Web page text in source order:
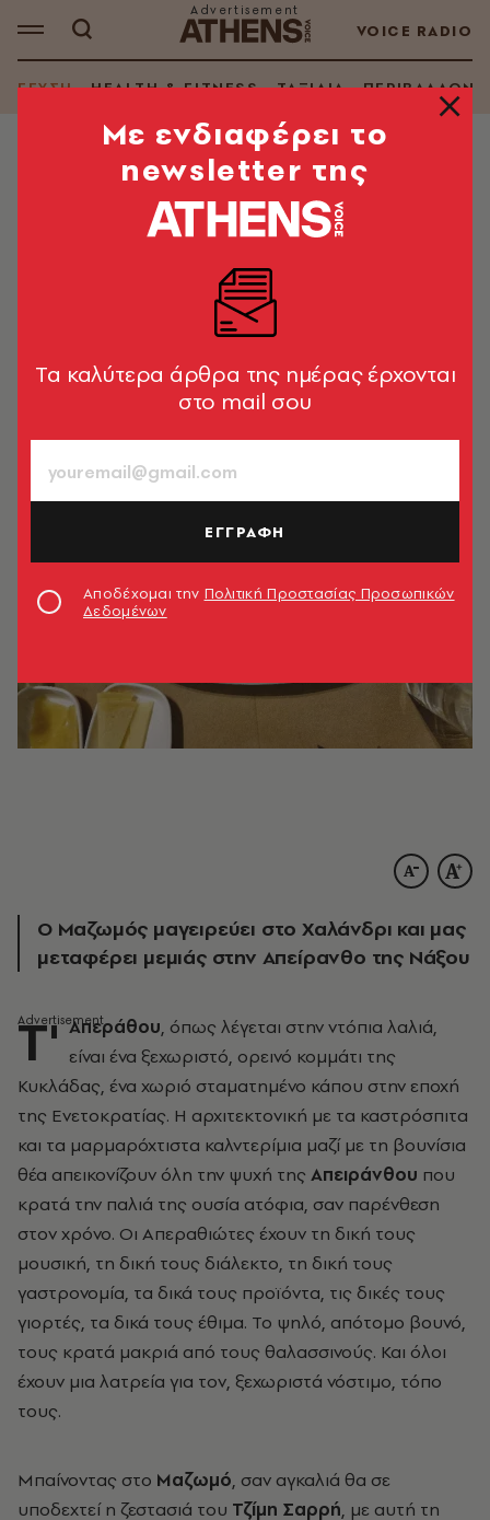
VOICE RADIO
ΓΕΥΣΗ HEALTH & FITNESS ΤΑΞΙΔΙΑ ΠΕΡΙΒΑΛΛΟΝ
Μαζωμός: Η ξεχωριστά νόστιμη
Απείρανθος της Νάξου στο κέντρο
του Χαλανδρίου
Με τυριά, πατάτες, κρεατικά από τη Νάξο σερβίρει
Ελένη Ψυχούλη
Ο Μαζωμός μαγειρεύει στο Χαλάνδρι και μας
μεταφέρει μεμιάς στην Απείρανθο της Νάξου
Τ' Απεράθου, όπως λέγεται στην ντόπια λαλιά,
είναι ένα ξεχωριστό, ορεινό κομμάτι της
Κυκλάδας, ένα χωριό σταματημένο κάπου στην εποχή
της Ενετοκρατίας. Η αρχιτεκτονική με τα καστρόσπιτα
και τα μαρμαρόχτιστα καλντερίμια μαζί με τη βουνίσια
θέα απεικονίζουν όλη την ψυχή της Απειράνθου που
κρατά την παλιά της ουσία ατόφια, σαν παρένθεση
στον χρόνο. Οι Απεραθιώτες έχουν τη δική τους
μουσική, τη δική τους διάλεκτο, τη δική τους
γαστρονομία, τα δικά τους προϊόντα, τις δικές τους
γιορτές, τα δικά τους έθιμα. Το ψηλό, απότομο βουνό,
τους κρατά μακριά από τους θαλασσινούς. Και όλοι
έχουν μια λατρεία για τον, ξεχωριστά νόστιμο, τόπο
τους.
Μπαίνοντας στο Μαζωμό, σαν αγκαλιά θα σε
υποδεχτεί η ζεστασιά του Τζίμη Σαρρή, με αυτή τη
Mε ενδιαφέρει το
newsletter της
Tα καλύτερα άρθρα της ημέρας έρχονται
στο mail σου
ΕΓΓΡΑΦΗ
Αποδέχομαι την Πολιτική Προστασίας Προσωπικών
Δεδομένων